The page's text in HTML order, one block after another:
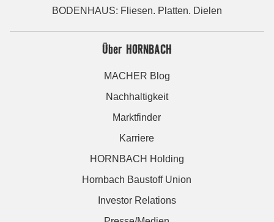
BODENHAUS: Fliesen. Platten. Dielen
Über HORNBACH
MACHER Blog
Nachhaltigkeit
Marktfinder
Karriere
HORNBACH Holding
Hornbach Baustoff Union
Investor Relations